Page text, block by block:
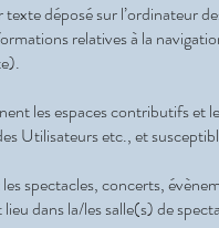
déposé sur l’ordinateur
relatives à la
les espaces contributifs et
Utilisateurs etc., et
spectacles, concerts,
dans la/les salle(s) de